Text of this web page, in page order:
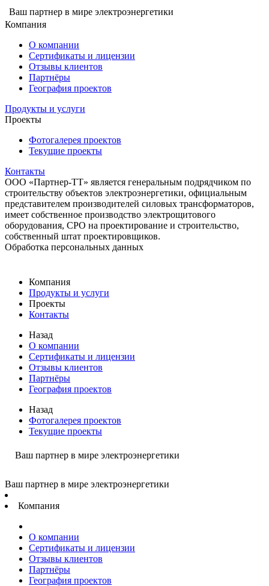
Ваш партнер в мире электроэнергетики
Компания
О компании
Сертификаты и лицензии
Отзывы клиентов
Партнёры
География проектов
Продукты и услуги
Проекты
Фотогалерея проектов
Текущие проекты
Контакты
ООО «Партнер-ТТ» является генеральным подрядчиком по
строительству объектов электроэнергетики, официальным
представителем производителей силовых трансформаторов,
имеет собственное производство электрощитового
оборудования, СРО на проектирование и строительство,
собственный штат проектировщиков.
Обработка персональных данных
Компания
Продукты и услуги
Проекты
Контакты
Назад
О компании
Сертификаты и лицензии
Отзывы клиентов
Партнёры
География проектов
Назад
Фотогалерея проектов
Текущие проекты
Ваш партнер в мире электроэнергетики
Ваш партнер в мире электроэнергетики
Компания
О компании
Сертификаты и лицензии
Отзывы клиентов
Партнёры
География проектов